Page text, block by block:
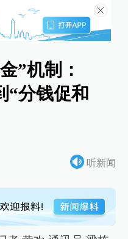
”机制：
“分钱促和
听新闻